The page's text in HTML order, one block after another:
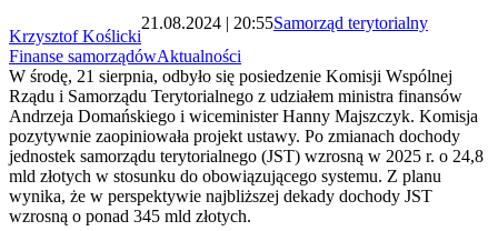
Krzysztof Koślicki
21.08.2024 | 20:55Samorząd terytorialny
Finanse samorządówAktualności
W środę, 21 sierpnia, odbyło się posiedzenie Komisji Wspólnej
Rządu i Samorządu Terytorialnego z udziałem ministra finansów
Andrzeja Domańskiego i wiceminister Hanny Majszczyk. Komisja
pozytywnie zaopiniowała projekt ustawy. Po zmianach dochody
jednostek samorządu terytorialnego (JST) wzrosną w 2025 r. o 24,8
mld złotych w stosunku do obowiązującego systemu. Z planu
wynika, że w perspektywie najbliższej dekady dochody JST
wzrosną o ponad 345 mld złotych.